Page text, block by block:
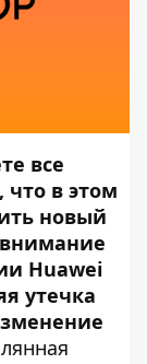
все
в этом
новый
Huawei
утечка